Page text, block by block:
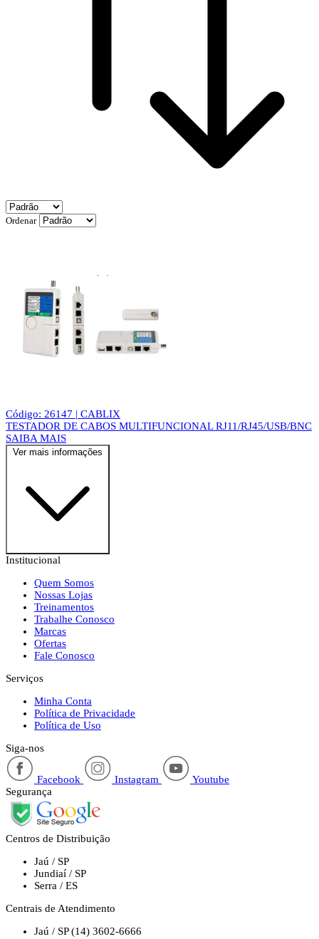
Ordenar
Código: 26147 | CABLIX
TESTADOR DE CABOS MULTIFUNCIONAL RJ11/RJ45/USB/BNC
SAIBA MAIS
Ver mais informações
Institucional
Quem Somos
Nossas Lojas
Treinamentos
Trabalhe Conosco
Marcas
Ofertas
Fale Conosco
Serviços
Minha Conta
Política de Privacidade
Política de Uso
Siga-nos
Facebook Instagram
Youtube
Segurança
Centros de Distribuição
Jaú / SP
Jundiaí / SP
Serra / ES
Centrais de Atendimento
Jaú / SP (14) 3602-6666